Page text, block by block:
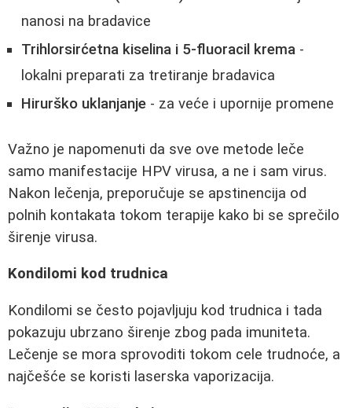
nanosi na bradavice
Trihlorsirćetna kiselina i 5-fluoracil krema -
lokalni preparati za tretiranje bradavica
Hirurško uklanjanje - za veće i upornije promene
Važno je napomenuti da sve ove metode leče
samo manifestacije HPV virusa, a ne i sam virus.
Nakon lečenja, preporučuje se apstinencija od
polnih kontakata tokom terapije kako bi se sprečilo
širenje virusa.
Kondilomi kod trudnica
Kondilomi se često pojavljuju kod trudnica i tada
pokazuju ubrzano širenje zbog pada imuniteta.
Lečenje se mora sprovoditi tokom cele trudnoće, a
najčešće se koristi laserska vaporizacija.